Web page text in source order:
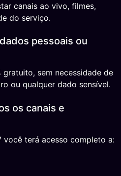
canais ao vivo, filmes,
do serviço.
pessoais ou
gratuito, sem necessidade de
ou qualquer dado sensível.
os canais e
você terá acesso completo a: